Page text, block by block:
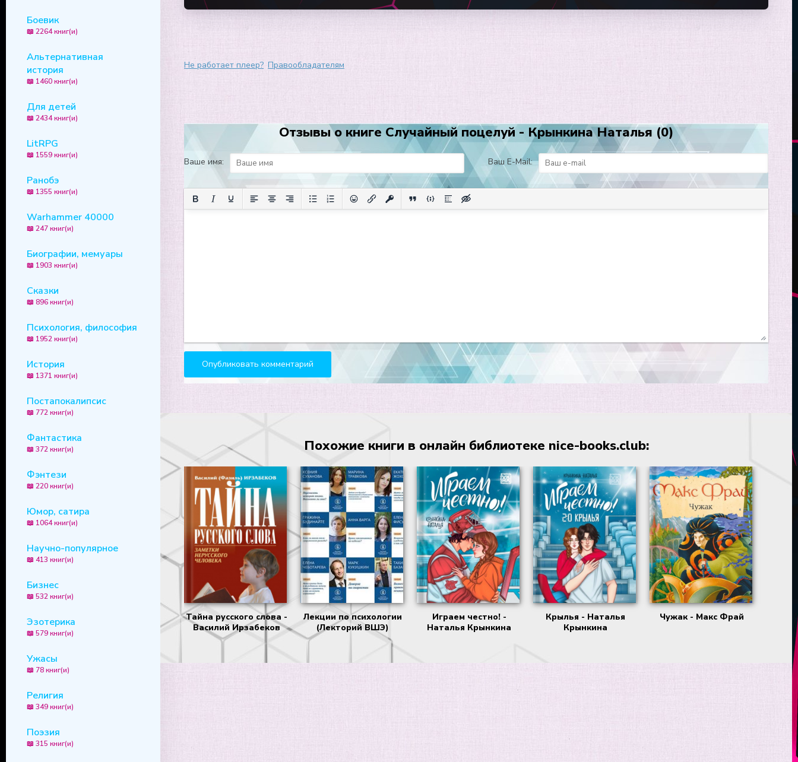
Боевик
📖 2264 книг(и)
Альтернативная
история
📖 1460 книг(и)
Для детей
📖 2434 книг(и)
LitRPG
📖 1559 книг(и)
Ранобэ
📖 1355 книг(и)
Warhammer 40000
📖 247 книг(и)
Биографии, мемуары
📖 1903 книг(и)
Сказки
📖 896 книг(и)
Психология, философия
📖 1952 книг(и)
История
📖 1371 книг(и)
Постапокалипсис
📖 772 книг(и)
Фантастика
📖 372 книг(и)
Фэнтези
📖 220 книг(и)
Юмор, сатира
📖 1064 книг(и)
Научно-популярное
📖 413 книг(и)
Бизнес
📖 532 книг(и)
Эзотерика
📖 579 книг(и)
Ужасы
📖 78 книг(и)
Религия
📖 349 книг(и)
Поэзия
📖 315 книг(и)
Не работает плеер? Правообладателям
Отзывы о книге Случайный поцелуй - Крынкина Наталья (0)
Ваше имя: Ваш E-Mail:
Похожие книги в онлайн библиотеке nice-books.club:
Тайна русского слова -
Василий Ирзабеков
Лекции по психологии
(Лекторий ВШЭ)
Играем честно! -
Наталья Крынкина
Крылья - Наталья
Крынкина
Чужак - Макс Фрай